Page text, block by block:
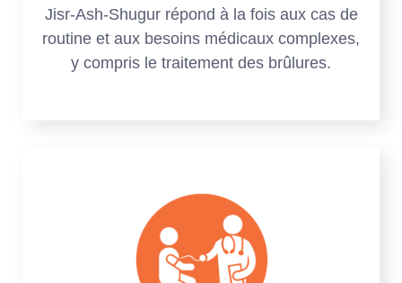
Jisr-Ash-Shugur répond à la fois aux cas de
routine et aux besoins médicaux complexes,
y compris le traitement des brûlures.